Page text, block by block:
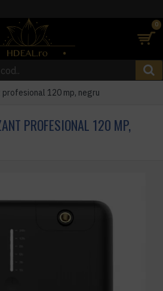
0
120 mp, negru
PROFESIONAL 120 MP,